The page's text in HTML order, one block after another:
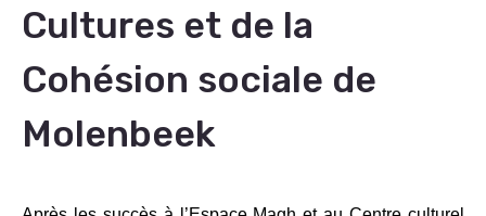
Cultures et de la
Cohésion sociale de
Molenbeek